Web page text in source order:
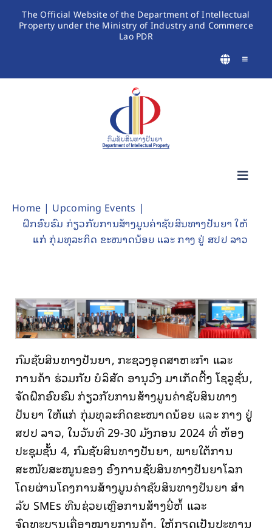
SkipThe Official Website of the Department of Intellectual
Property under the Ministry of Industry and Commerce
Lao PDR
Toggle
About IP
and Services
About Us
Home
Upcoming Events
ຝຶກອົບຮົມ ກ່ຽວກັບການສ້າງມູນຄ່າຊັບສິນທາງປັນຍາ ໃຫ້
ແກ່ ກຸ່ມທຸລະກິດ ຂະໜາດນ້ອຍ ແລະ ກາງ ຢູ່ ສປປ ລາວ
ກົມຊັບສິນທາງປັນຍາ, ກະຊວງອຸດສາຫະກໍາ ແລະ
ການຄ້າ ຮ່ວມກັບ ບໍລິສັດ ອານຸວົງ ມາເກັດຕີ້ງ ໂຊລູຊັ່ນ,
ຈັດຝຶກອົບຮົມ ກ່ຽວກັບການສ້າງມູນຄ່າຊັບສິນທາງ
ປັນຍາ ໃຫ້ແກ່ ກຸ່ມທຸລະກິດຂະໜາດນ້ອຍ ແລະ ກາງ ຢູ່
ສປປ ລາວ, ໃນວັນທີ 29-30 ມັງກອນ 2024 ທີ່ ຫ້ອງ
ປະຊຸມຊັ້ນ 4, ກົມຊັບສິນທາງປັນຍາ, ພາຍໃຕ້ການ
ສະໜັບສະໜູນຂອງ ອົງການຊັບສິນທາງປັນຍາໂລກ
ໂດຍຜ່ານໂຄງການສ້າງມູນຄ່າຊັບສິນທາງປັນຍາ ສໍາ
ລັບ SMEs ທືນຊ່ວຍເຫຼືອການສ້າງຍີ່ຫໍ້ ແລະ
ຈົດທະບຽນເຄື່ອງໝາຍການຄ້າ, ໃຫ້ກຽດເປັນປະທານ